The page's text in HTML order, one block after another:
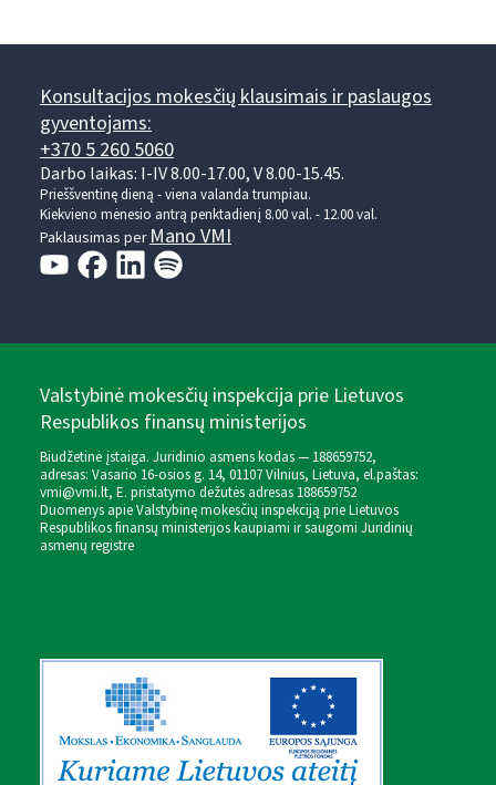
Konsultacijos mokesčių klausimais ir paslaugos
gyventojams:
+370 5 260 5060
Darbo laikas: I-IV 8.00-17.00, V 8.00-15.45.
Prieššventinę dieną - viena valanda trumpiau.
Kiekvieno mėnesio antrą penktadienį 8.00 val. - 12.00 val.
Paklausimas perMano VMI
Valstybinė mokesčių inspekcija prie Lietuvos
Respublikos finansų ministerijos
Biudžetinė įstaiga. Juridinio asmens kodas — 188659752,
adresas: Vasario 16-osios g. 14, 01107 Vilnius, Lietuva, el.paštas:
vmi@vmi.lt, E. pristatymo dėžutės adresas 188659752
Duomenys apie Valstybinę mokesčių inspekciją prie Lietuvos
Respublikos finansų ministerijos kaupiami ir saugomi Juridinių
asmenų registre